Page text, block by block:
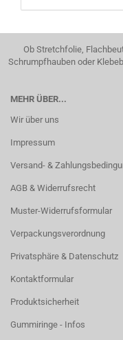
Ob Stretchfolie,
Schrumpfhauben oder
MEHR ÜBER...
Wir über uns
Impressum
Versand- &
AGB & Widerrufsrecht
Muster-Widerrufsformular
Verpackungsverordnung
Privatsphäre & Datenschutz
Kontaktformular
Produktsicherheit
Gummiringe - Infos